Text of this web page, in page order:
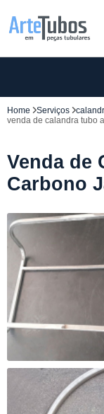
Home Serviços
venda de calandra tubo
Venda de
Carbono